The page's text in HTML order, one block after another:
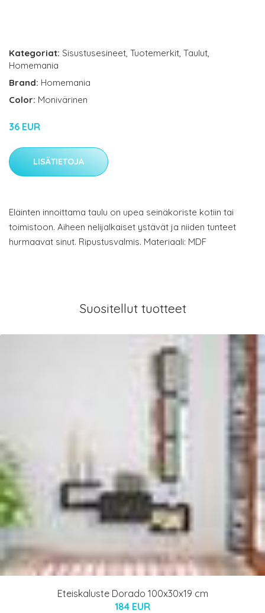
Kategoriat: Sisustusesineet, Tuotemerkit, Taulut,
Homemania
Brand: Homemania
Color: Monivärinen
36 EUR
LISÄTIETOJA
Eläinten innoittama taulu on upea seinäkoriste kotiin tai
toimistoon. Aiheen nelijalkaiset ystävät ja niiden tunteet
hurmaavat sinut. Ripustusvalmis. Materiaali: MDF
Suositellut tuotteet
Eteiskaluste Dorado 100x30x19 cm
184 EUR